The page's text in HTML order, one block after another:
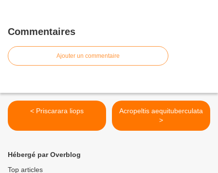
Commentaires
Ajouter un commentaire
< Priscarara liops
Acropeltis aequituberculata
>
Hébergé par Overblog
Top articles